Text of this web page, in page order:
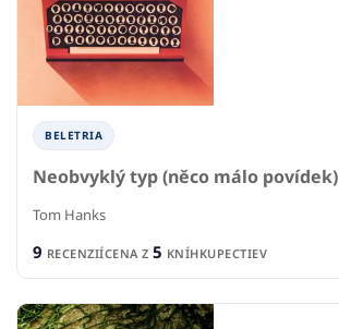
BELETRIA
Neobvyklý typ (něco málo povídek)
Tom Hanks
9 RECENZIÍCENA Z 5 KNÍHKUPECTIEV